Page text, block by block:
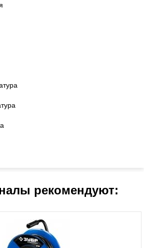
рекомендуют: